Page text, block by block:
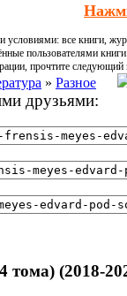
все книги,
пользователями книги.
прочтите следующий
» Разное
друзьями:
(2018-